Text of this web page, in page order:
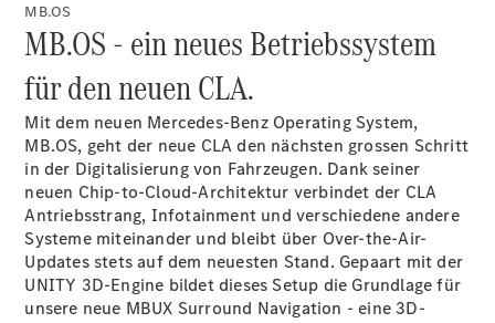
MB.OS
MB.OS - ein neues Betriebssystem
für den neuen CLA.
Mit dem neuen Mercedes-Benz Operating System,
MB.OS, geht der neue CLA den nächsten grossen Schritt
in der Digitalisierung von Fahrzeugen. Dank seiner
neuen Chip-to-Cloud-Architektur verbindet der CLA
Antriebsstrang, Infotainment und verschiedene andere
Systeme miteinander und bleibt über Over-the-Air-
Updates stets auf dem neuesten Stand. Gepaart mit der
UNITY 3D-Engine bildet dieses Setup die Grundlage für
unsere neue MBUX Surround Navigation - eine 3D-